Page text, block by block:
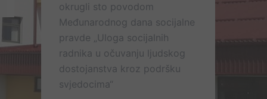
okrugli sto povodom
Međunarodnog dana socijalne
pravde „Uloga socijalnih
radnika u očuvanju ljudskog
dostojanstva kroz podršku
svjedocima“